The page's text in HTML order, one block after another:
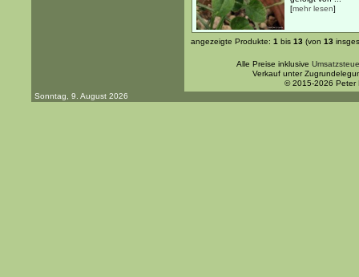
[mehr lesen]
angezeigte Produkte: 1 bis 13 (von 13
Alle Preise inklusive
Verkauf unter
© 2015-2026 Peter
Sonntag, 9. August 2026